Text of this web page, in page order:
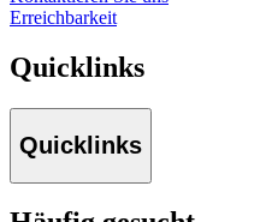
Erreichbarkeit
Quicklinks
Quicklinks